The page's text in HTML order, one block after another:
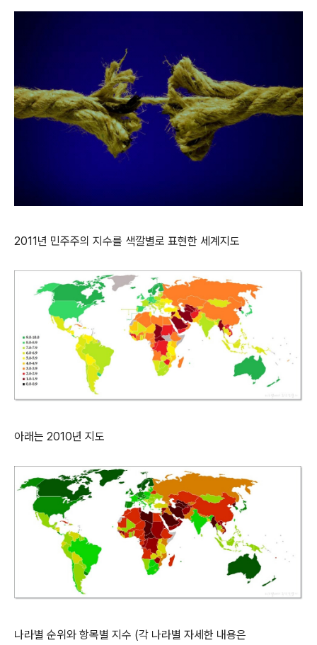
2011년 민주주의 지수를 색깔별로 표현한 세계지도
아래는 2010년 지도
나라별 순위와 항목별 지수 (각 나라별 자세한 내용은